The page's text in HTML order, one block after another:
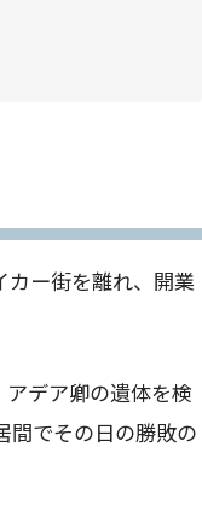
ー街を離れ、開業
デア卿の遺体を検
間でその日の勝敗の